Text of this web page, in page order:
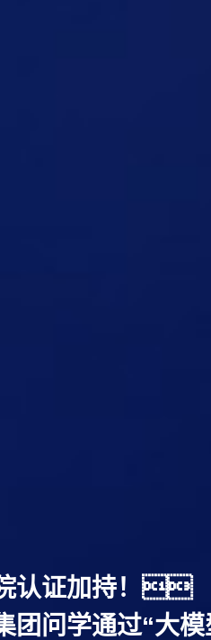
认证加持！
团问学通过“大